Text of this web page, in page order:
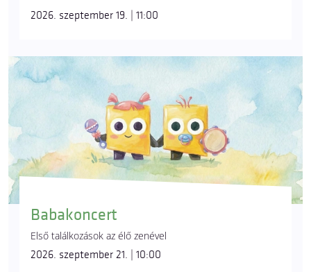
2026. szeptember 19. | 11:00
Babakoncert
Első találkozások az élő zenével
2026. szeptember 21. | 10:00